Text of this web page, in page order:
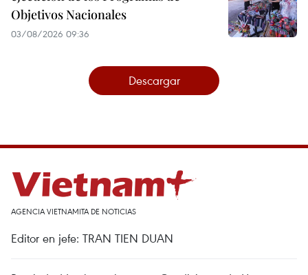
Objetivos Nacionales
03/08/2026 09:36
Descargar
AGENCIA VIETNAMITA DE NOTICIAS
Editor en jefe: TRAN TIEN DUAN